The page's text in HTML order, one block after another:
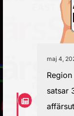
maj 4,
satsar